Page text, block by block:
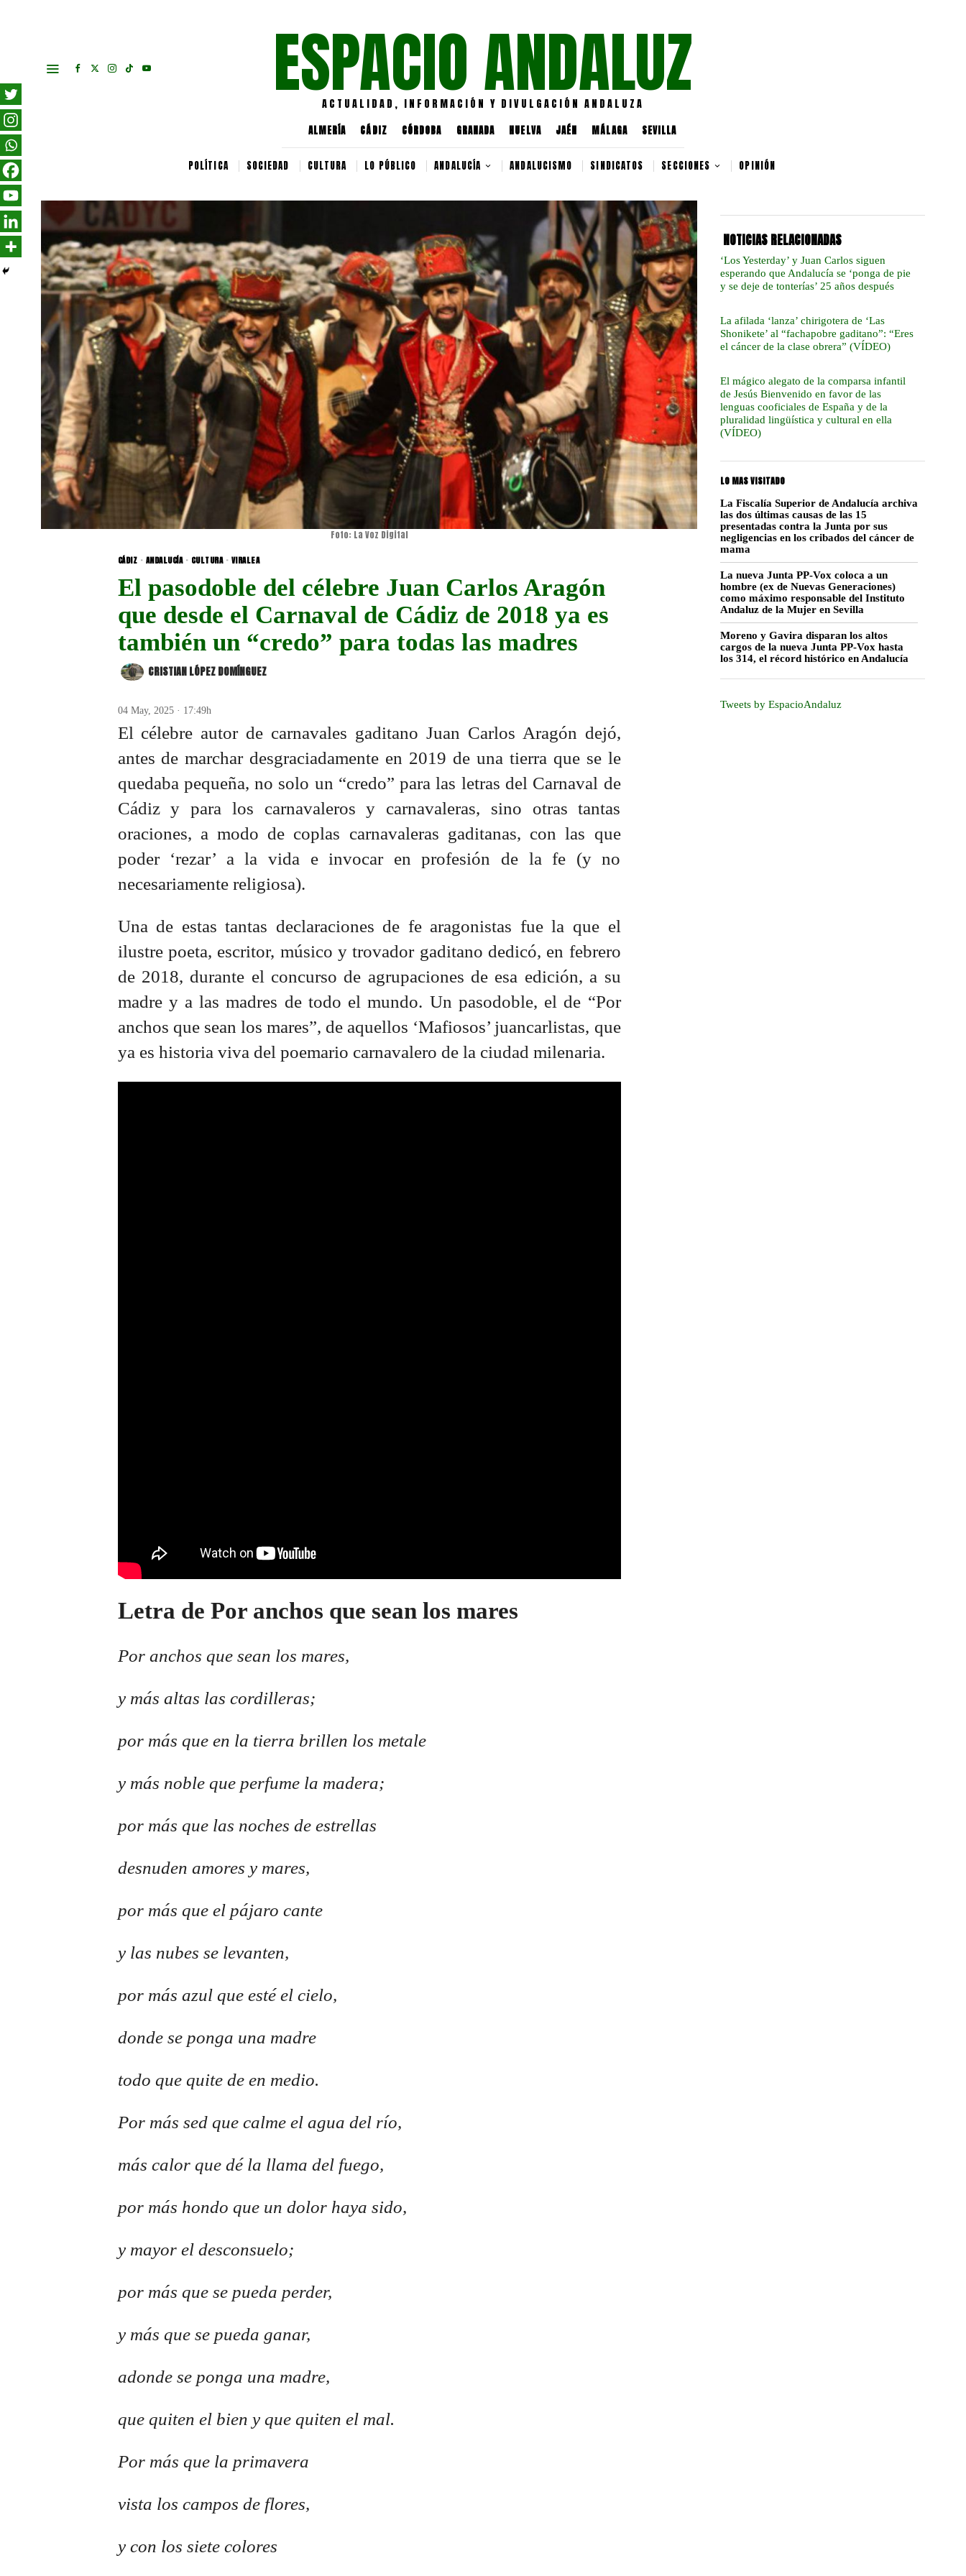
ESPACIO ANDALUZ
ACTUALIDAD, INFORMACIÓN Y DIVULGACIÓN ANDALUZA
ALMERÍA CÁDIZ CÓRDOBA GRANADA HUELVA JAÉN MÁLAGA SEVILLA
POLÍTICA SOCIEDAD CULTURA LO PÚBLICO ANDALUCÍA ANDALUCISMO SINDICATOS SECCIONES OPINIÓN
Foto: La Voz Digital
CÁDIZ · ANDALUCÍA · CULTURA · VIRALEA
El pasodoble del célebre Juan Carlos Aragón
que desde el Carnaval de Cádiz de 2018 ya es
también un “credo” para todas las madres
CRISTIAN LÓPEZ DOMÍNGUEZ
04 May, 2025 · 17:49h
El célebre autor de carnavales gaditano Juan Carlos Aragón dejó,
antes de marchar desgraciadamente en 2019 de una tierra que se le
quedaba pequeña, no solo un “credo” para las letras del Carnaval de
Cádiz y para los carnavaleros y carnavaleras, sino otras tantas
oraciones, a modo de coplas carnavaleras gaditanas, con las que
poder ‘rezar’ a la vida e invocar en profesión de la fe (y no
necesariamente religiosa).
Una de estas tantas declaraciones de fe aragonistas fue la que el
ilustre poeta, escritor, músico y trovador gaditano dedicó, en febrero
de 2018, durante el concurso de agrupaciones de esa edición, a su
madre y a las madres de todo el mundo. Un pasodoble, el de “Por
anchos que sean los mares”, de aquellos ‘Mafiosos’ juancarlistas, que
ya es historia viva del poemario carnavalero de la ciudad milenaria.
Letra de Por anchos que sean los mares
Por anchos que sean los mares,
y más altas las cordilleras;
por más que en la tierra brillen los metale
y más noble que perfume la madera;
por más que las noches de estrellas
desnuden amores y mares,
por más que el pájaro cante
y las nubes se levanten,
por más azul que esté el cielo,
donde se ponga una madre
todo que quite de en medio.
Por más sed que calme el agua del río,
más calor que dé la llama del fuego,
por más hondo que un dolor haya sido,
y mayor el desconsuelo;
por más que se pueda perder,
y más que se pueda ganar,
adonde se ponga una madre,
que quiten el bien y que quiten el mal.
Por más que la primavera
vista los campos de flores,
y con los siete colores
NOTICIAS RELACIONADAS
‘Los Yesterday’ y Juan Carlos siguen
esperando que Andalucía se ‘ponga de pie
y se deje de tonterías’ 25 años después
La afilada ‘lanza’ chirigotera de ‘Las
Shonikete’ al “fachapobre gaditano”: “Eres
el cáncer de la clase obrera” (VÍDEO)
El mágico alegato de la comparsa infantil
de Jesús Bienvenido en favor de las
lenguas cooficiales de España y de la
pluralidad lingüística y cultural en ella
(VÍDEO)
LO MAS VISITADO
La Fiscalía Superior de Andalucía archiva
las dos últimas causas de las 15
presentadas contra la Junta por sus
negligencias en los cribados del cáncer de
mama
La nueva Junta PP-Vox coloca a un
hombre (ex de Nuevas Generaciones)
como máximo responsable del Instituto
Andaluz de la Mujer en Sevilla
Moreno y Gavira disparan los altos
cargos de la nueva Junta PP-Vox hasta
los 314, el récord histórico en Andalucía
Tweets by EspacioAndaluz